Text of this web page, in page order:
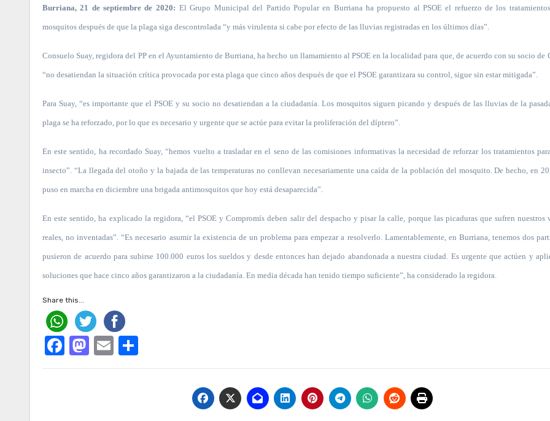
Burriana, 21 de septiembre de 2020: El Grupo Municipal del Partido Popular en Burriana ha propuesto al PSOE el refuerzo de los
mosquitos después de que la plaga siga descontrolada “y más virulenta si cabe por efecto de las lluvias registradas en los últimos días”.
Consuelo Suay, regidora del PP en el Ayuntamiento de Burriana, ha hecho un llamamiento al PSOE en la localidad para que, de acuerdo con su socio de
“no desatiendan la situación crítica provocada por esta plaga que cinco años después de que el PSOE garantizara su control, sigue sin estar mitigada”.
Para Suay, “es importante que el PSOE y su socio no desatiendan a la ciudadanía. Los mosquitos siguen picando y después de las lluvias de la
plaga se ha reforzado, por lo que es necesario y urgente que se actúe para evitar la proliferación del díptero”.
En este sentido, ha recordado Suay, “hemos vuelto a trasladar en el seno de las comisiones informativas la necesidad de reforzar los tratamientos
insecto”. “La llegada del otoño y la bajada de las temperaturas no conllevan necesariamente una caída de la población del mosquito. De hecho, en
puso en marcha en diciembre una brigada antimosquitos que hoy está desaparecida”.
En este sentido, ha explicado la regidora, “el PSOE y Compromís deben salir del despacho y pisar la calle, porque las picaduras que sufren nuestros
reales, no inventadas”. “Es necesario asumir la existencia de un problema para empezar a resolverlo. Lamentablemente, en Burriana, tenemos dos
pusieron de acuerdo para subirse 100.000 euros los sueldos y desde entonces han dejado abandonada a nuestra ciudad. Es urgente que actúen y
soluciones que hace cinco años garantizaron a la ciudadanía. En media década han tenido tiempo suficiente”, ha considerado la regidora.
Share this...
Facebook
Mastodon
Email